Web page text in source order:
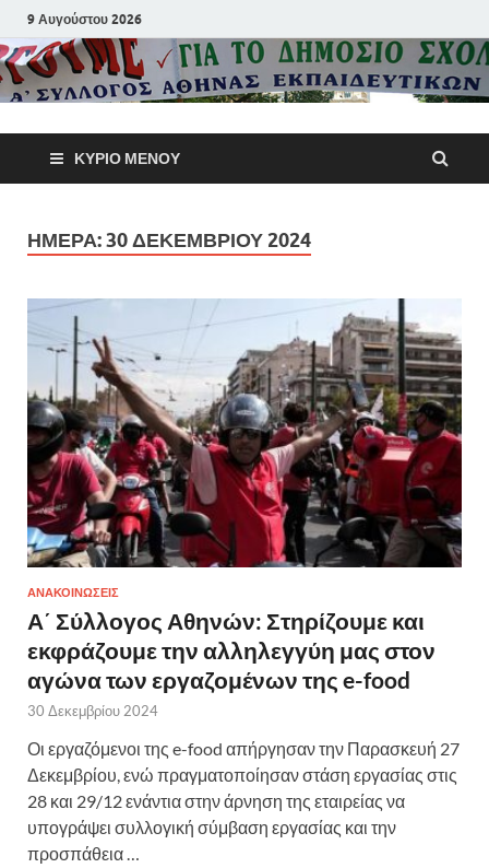
9 Αυγούστου 2026
Α΄
Αθηνών
Π.Ε.
ΚΎΡΙΟ ΜΕΝΟΎ
ΗΜΈΡΑ:30 ΔΕΚΕΜΒΡΊΟΥ 2024
ΑΝΑΚΟΙΝΩΣΕΙΣ
Α΄ Σύλλογος Αθηνών: Στηρίζουμε και
εκφράζουμε την αλληλεγγύη μας στον
αγώνα των εργαζομένων της e-food
30 Δεκεμβρίου 2024
Οι εργαζόμενοι της e-food απήργησαν την Παρασκευή 27
Δεκεμβρίου, ενώ πραγματοποίησαν στάση εργασίας στις
28 και 29/12 ενάντια στην άρνηση της εταιρείας να
υπογράψει συλλογική σύμβαση εργασίας και την
προσπάθεια …